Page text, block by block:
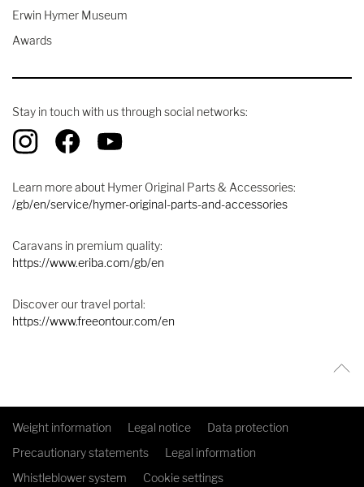
Erwin Hymer Museum
Awards
Stay in touch with us through social networks:
Learn more about Hymer Original Parts & Accessories:
/gb/en/service/hymer-original-parts-and-accessories
Caravans in premium quality:
https://www.eriba.com/gb/en
Discover our travel portal:
https://www.freeontour.com/en
Weight information Legal notice
Data protection
Precautionary statements
Legal information
Whistleblower system
Cookie settings